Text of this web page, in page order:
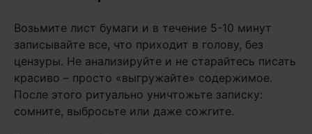
Возьмите лист бумаги и в течение 5-10 минут
записывайте все, что приходит в голову, без
цензуры. Не анализируйте и не старайтесь писать
красиво – просто «выгружайте» содержимое.
После этого ритуально уничтожьте записку:
сомните, выбросьте или даже сожгите.